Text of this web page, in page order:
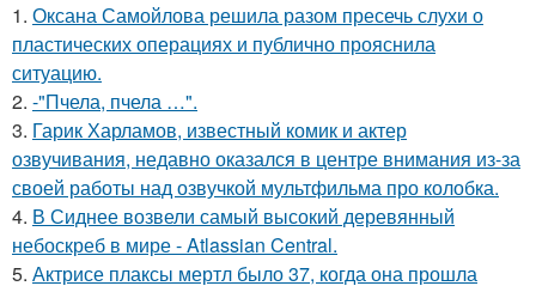
1. Оксана Самойлова решила разом пресечь слухи о
пластических операциях и публично прояснила
ситуацию.
2. -"Пчела, пчела …".
3. Гарик Харламов, известный комик и актер
озвучивания, недавно оказался в центре внимания из-за
своей работы над озвучкой мультфильма про колобка.
4. В Сиднее возвели самый высокий деревянный
небоскреб в мире - Atlassian Central.
5. Актрисе плаксы мертл было 37, когда она прошла